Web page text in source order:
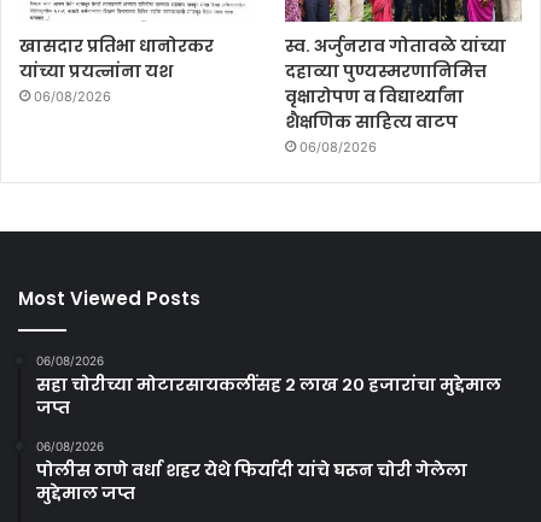
खासदार प्रतिभा धानोरकर
यांच्या प्रयत्नांना यश
06/08/2026
स्व. अर्जुनराव गोतावळे यांच्या
दहाव्या पुण्यस्मरणानिमित्त
वृक्षारोपण व विद्यार्थ्यांना
शैक्षणिक साहित्य वाटप
06/08/2026
Most Viewed Posts
06/08/2026
सहा चोरीच्या मोटारसायकलींसह २ लाख २० हजारांचा मुद्देमाल
जप्त
06/08/2026
पोलीस ठाणे वर्धा शहर येथे फिर्यादी यांचे घरून चोरी गेलेला
मुद्देमाल जप्त